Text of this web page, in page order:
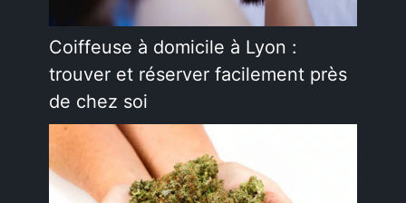
Coiffeuse à domicile à Lyon :
trouver et réserver facilement près
de chez soi